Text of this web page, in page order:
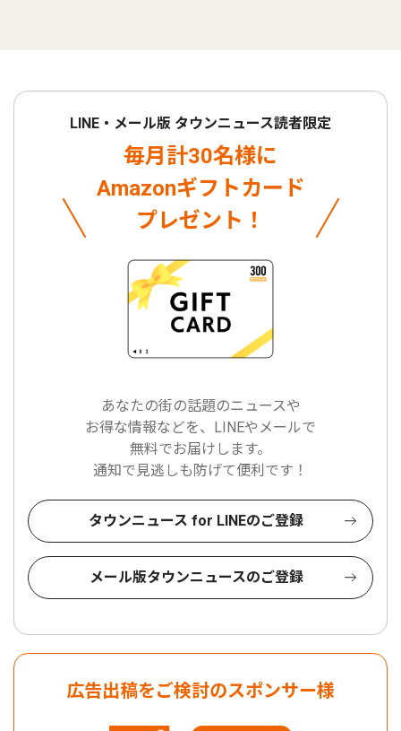
LINE・メール版 タウンニュース読者限定
毎月計30名様に
Amazonギフトカード
プレゼント！
あなたの街の話題のニュースや
お得な情報などを、LINEやメールで
無料でお届けします。
通知で見逃しも防げて便利です！
タウンニュース for LINEのご登録
メール版タウンニュースのご登録
広告出稿をご検討のスポンサー様